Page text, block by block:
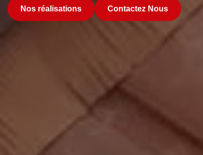
Nos réalisations Contactez Nous